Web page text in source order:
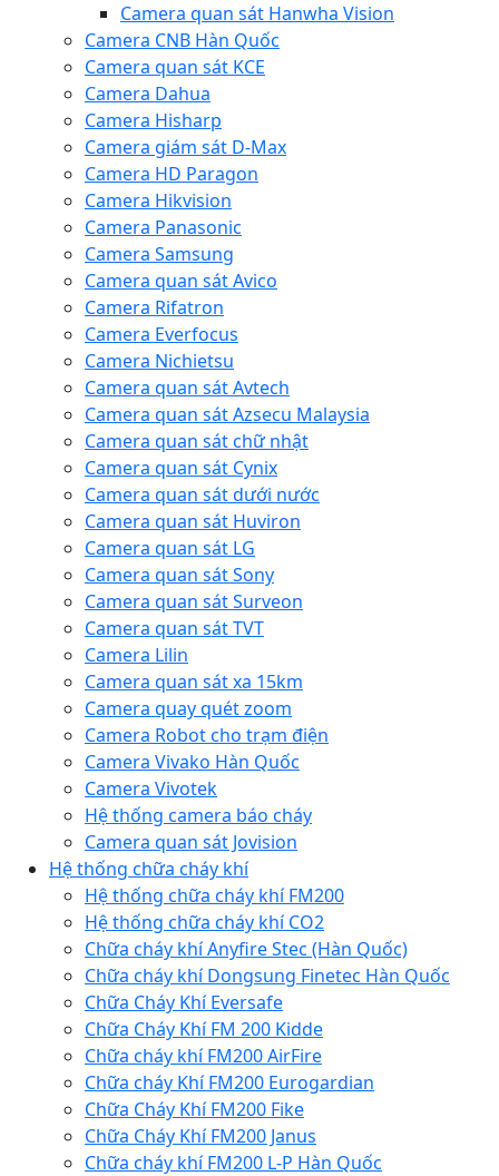
Camera quan sát Hanwha Vision
Camera CNB Hàn Quốc
Camera quan sát KCE
Camera Dahua
Camera Hisharp
Camera giám sát D-Max
Camera HD Paragon
Camera Hikvision
Camera Panasonic
Camera Samsung
Camera quan sát Avico
Camera Rifatron
Camera Everfocus
Camera Nichietsu
Camera quan sát Avtech
Camera quan sát Azsecu Malaysia
Camera quan sát chữ nhật
Camera quan sát Cynix
Camera quan sát dưới nước
Camera quan sát Huviron
Camera quan sát LG
Camera quan sát Sony
Camera quan sát Surveon
Camera quan sát TVT
Camera Lilin
Camera quan sát xa 15km
Camera quay quét zoom
Camera Robot cho trạm điện
Camera Vivako Hàn Quốc
Camera Vivotek
Hệ thống camera báo cháy
Camera quan sát Jovision
Hệ thống chữa cháy khí
Hệ thống chữa cháy khí FM200
Hệ thống chữa cháy khí CO2
Chữa cháy khí Anyfire Stec (Hàn Quốc)
Chữa cháy khí Dongsung Finetec Hàn Quốc
Chữa Cháy Khí Eversafe
Chữa Cháy Khí FM 200 Kidde
Chữa cháy khí FM200 AirFire
Chữa cháy Khí FM200 Eurogardian
Chữa Cháy Khí FM200 Fike
Chữa Cháy Khí FM200 Janus
Chữa cháy khí FM200 L-P Hàn Quốc